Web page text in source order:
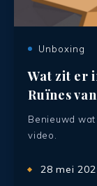
Unboxing
Wat zit er
Ruïnes
Benieuwd
video.
28 mei